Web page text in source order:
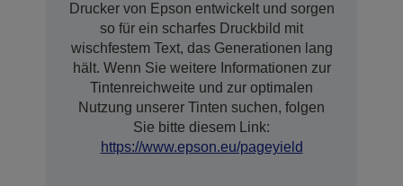
Drucker von Epson entwickelt und sorgen
so für ein scharfes Druckbild mit
wischfestem Text, das Generationen lang
hält. Wenn Sie weitere Informationen zur
Tintenreichweite und zur optimalen
Nutzung unserer Tinten suchen, folgen
Sie bitte diesem Link:
https://www.epson.eu/pageyield